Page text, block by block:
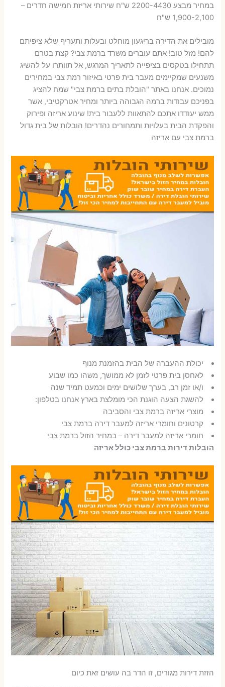
במחיר מבצע 2200-4430 ש"ח שירותי אריזת חמישה חדרים –
1,900-2,100 ש"ח
מובילים את הדירה בריגעון מוחלט ובעלות ותעריף שלא ציפיתם
להם! מזל טוב! אתם עוברים משרד ברמת צבי? קצת בטרם
תתחילו בטקסים בציפייה לתאריך המרגש, אל תוותרו על להשיג
משנעים שמקיימים מעבר בית פרטי באיזור רמת צבי במחירים
נמוכים. אנחנו באתר "הובלת בתים ברמת צבי" שמח להציג
בפניכם עבודות ברמה הגבוהה ביותר ומחיר אטרקטיבי, אשר
ממש יעודדו אתכם להתאוות ללעבור בית! שינוע אריזה ופירוק
והפקדת הבית בעלויות ותמחורים נהדרים! הובלות של בית גדול
ברמת צבי עם אריזה
יכולת ההעברה של הבית בהזמנת מנוף
לאחסן בית פרטי לזמן לא ממושך, משהו כמו שבוע
ו/או זמן רב, בערך שלושים ימים וכמעט תמיד שנה
להשגת הצעה הוגנת הכי מומלצת בארץ אנחנו בטלפון:
מוצרי אריזה ברמת צבי והסביבה
קרטונים וחומרי אריזה למעבר דירה ברמת צבי
חומרי אריזה למעבר דירה – במחיר הזול ברמת צבי
הובלות דירות ברמת צבי כולל אריזה
הזזת דירות מגורים, זו הדר בה עושים זאת כיום